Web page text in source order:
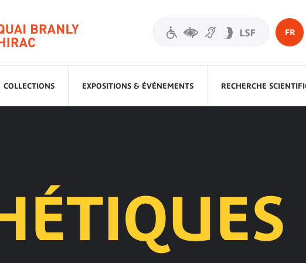
FR
COLLECTIONS EXPOSITIONS & ÉVÉNEMENTS RECHERCHE